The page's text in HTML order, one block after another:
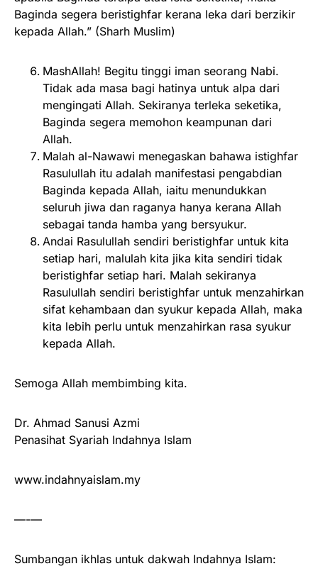
Baginda segera beristighfar kerana leka dari berzikir
kepada Allah.” (Sharh Muslim)
MashAllah! Begitu tinggi iman seorang Nabi.
Tidak ada masa bagi hatinya untuk alpa dari
mengingati Allah. Sekiranya terleka seketika,
Baginda segera memohon keampunan dari
Allah.
Malah al-Nawawi menegaskan bahawa istighfar
Rasulullah itu adalah manifestasi pengabdian
Baginda kepada Allah, iaitu menundukkan
seluruh jiwa dan raganya hanya kerana Allah
sebagai tanda hamba yang bersyukur.
Andai Rasulullah sendiri beristighfar untuk kita
setiap hari, malulah kita jika kita sendiri tidak
beristighfar setiap hari. Malah sekiranya
Rasulullah sendiri beristighfar untuk menzahirkan
sifat kehambaan dan syukur kepada Allah, maka
kita lebih perlu untuk menzahirkan rasa syukur
kepada Allah.
Semoga Allah membimbing kita.
Dr. Ahmad Sanusi Azmi
Penasihat Syariah Indahnya Islam
www.indahnyaislam.my
—-—
Sumbangan ikhlas untuk dakwah Indahnya Islam: